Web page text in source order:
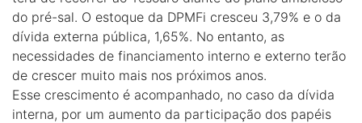
do pré-sal. O estoque da DPMFi cresceu 3,79% e o da
dívida externa pública, 1,65%. No entanto, as
necessidades de financiamento interno e externo terão
de crescer muito mais nos próximos anos.
Esse crescimento é acompanhado, no caso da dívida
interna, por um aumento da participação dos papéis